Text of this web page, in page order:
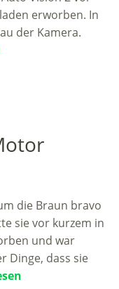
erworben. In
der Kamera.
die Braun bravo
sie vor kurzem in
und war
Dinge, dass sie